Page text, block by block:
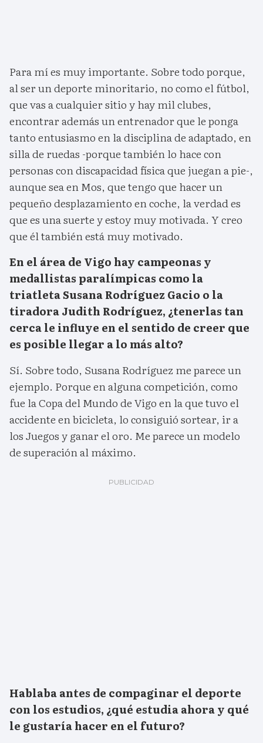
Para mí es muy importante. Sobre todo porque,
al ser un deporte minoritario, no como el fútbol,
que vas a cualquier sitio y hay mil clubes,
encontrar además un entrenador que le ponga
tanto entusiasmo en la disciplina de adaptado, en
silla de ruedas -porque también lo hace con
personas con discapacidad física que juegan a pie-,
aunque sea en Mos, que tengo que hacer un
pequeño desplazamiento en coche, la verdad es
que es una suerte y estoy muy motivada. Y creo
que él también está muy motivado.
En el área de Vigo hay campeonas y
medallistas paralímpicas como la
triatleta Susana Rodríguez Gacio o la
tiradora Judith Rodríguez, ¿tenerlas tan
cerca le influye en el sentido de creer que
es posible llegar a lo más alto?
Sí. Sobre todo, Susana Rodríguez me parece un
ejemplo. Porque en alguna competición, como
fue la Copa del Mundo de Vigo en la que tuvo el
accidente en bicicleta, lo consiguió sortear, ir a
los Juegos y ganar el oro. Me parece un modelo
de superación al máximo.
Hablaba antes de compaginar el deporte
con los estudios, ¿qué estudia ahora y qué
le gustaría hacer en el futuro?